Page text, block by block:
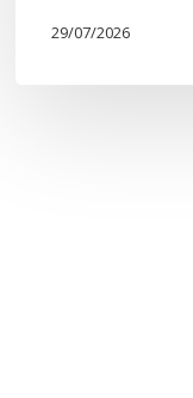
29/07/2026